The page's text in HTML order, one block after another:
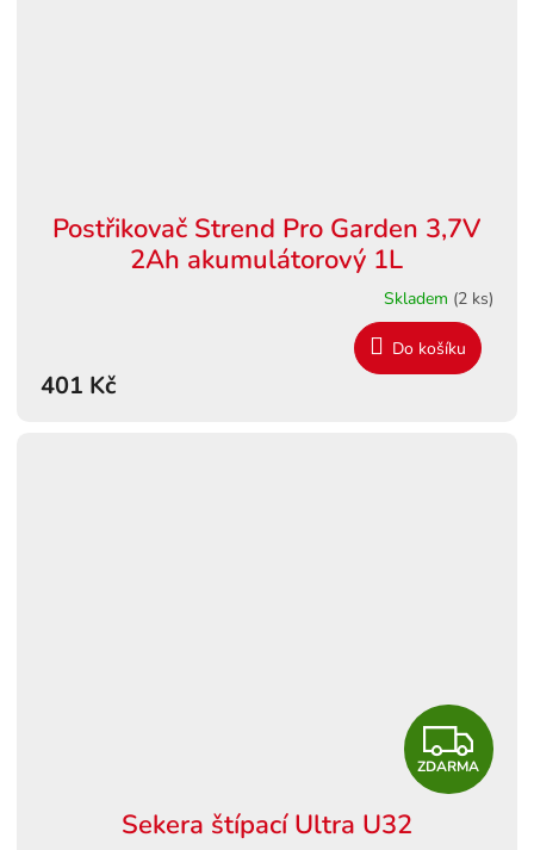
Postřikovač Strend Pro Garden 3,7V
2Ah akumulátorový 1L
Skladem (2 ks)
401 Kč
Do košíku
Z
D
ZDARMA
Sekera štípací Ultra U32